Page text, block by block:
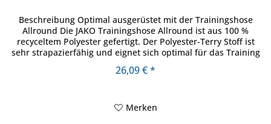
Beschreibung Optimal ausgerüstet mit der Trainingshose
Allround Die JAKO Trainingshose Allround ist aus 100 %
recyceltem Polyester gefertigt. Der Polyester-Terry Stoff ist
sehr strapazierfähig und eignet sich optimal für das Training
26,09 € *
Merken